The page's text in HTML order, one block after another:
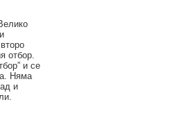
отбор.
и се
Няма
и